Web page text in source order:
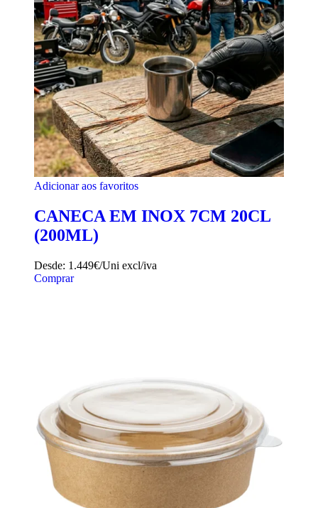
Adicionar aos favoritos
CANECA EM INOX 7CM 20CL
(200ML)
Desde: 1.449€/Uni excl/iva
Comprar